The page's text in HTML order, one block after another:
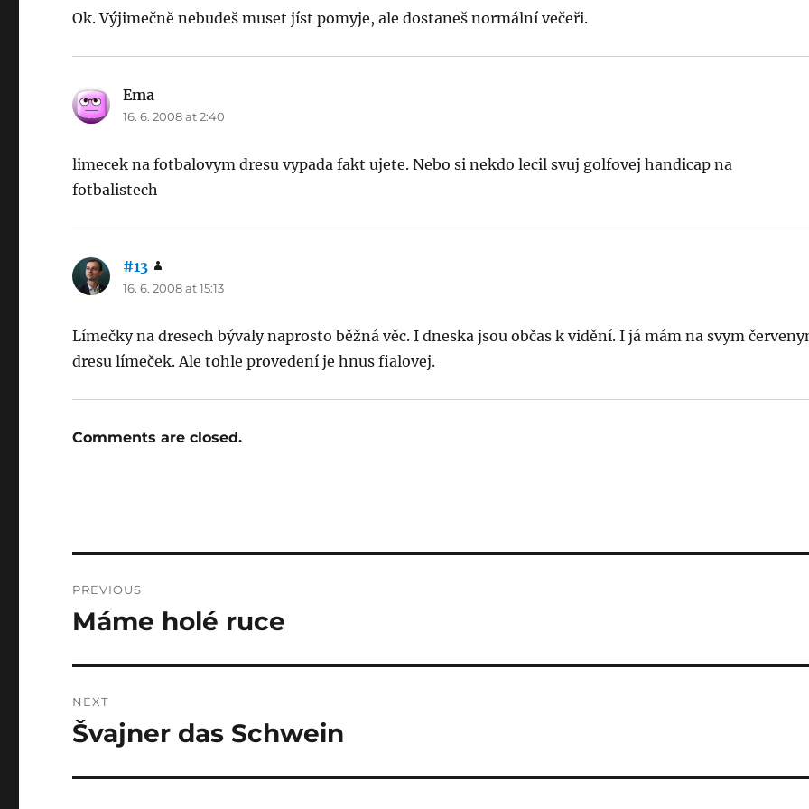
Ok. Výjimečně nebudeš muset jíst pomyje, ale dostaneš normální večeři.
Ema
16. 6. 2008 at 2:40
limecek na fotbalovym dresu vypada fakt ujete. Nebo si nekdo lecil svuj golfovej handicap na
fotbalistech
#13
16. 6. 2008 at 15:13
Límečky na dresech bývaly naprosto běžná věc. I dneska jsou občas k vidění. I já mám na svym
dresu límeček. Ale tohle provedení je hnus fialovej.
Comments are closed.
navigation
PREVIOUS
Previous
Máme holé ruce
NEXT
Next
Švajner das Schwein